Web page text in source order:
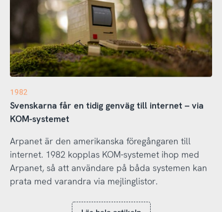
1982
Svenskarna får en tidig genväg till internet – via
KOM-systemet
Arpanet är den amerikanska föregångaren till
internet. 1982 kopplas KOM-systemet ihop med
Arpanet, så att användare på båda systemen kan
prata med varandra via mejlinglistor.